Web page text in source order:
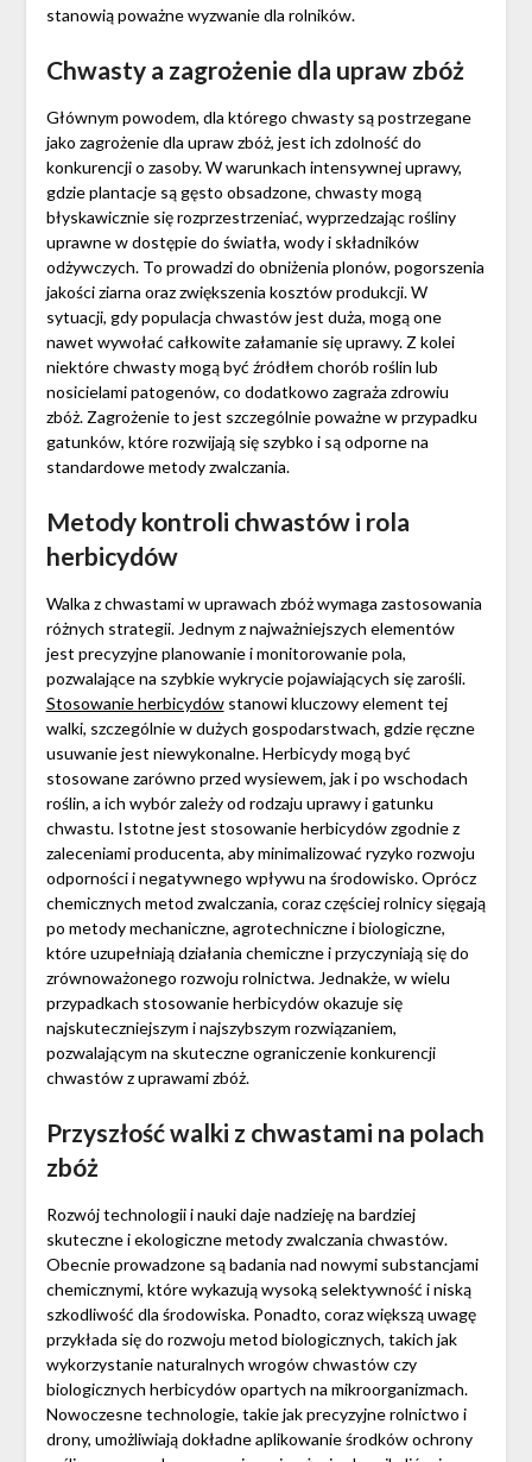
stanowią poważne wyzwanie dla rolników.
Chwasty a zagrożenie dla upraw zbóż
Głównym powodem, dla którego chwasty są postrzegane
jako zagrożenie dla upraw zbóż, jest ich zdolność do
konkurencji o zasoby. W warunkach intensywnej uprawy,
gdzie plantacje są gęsto obsadzone, chwasty mogą
błyskawicznie się rozprzestrzeniać, wyprzedzając rośliny
uprawne w dostępie do światła, wody i składników
odżywczych. To prowadzi do obniżenia plonów, pogorszenia
jakości ziarna oraz zwiększenia kosztów produkcji. W
sytuacji, gdy populacja chwastów jest duża, mogą one
nawet wywołać całkowite załamanie się uprawy. Z kolei
niektóre chwasty mogą być źródłem chorób roślin lub
nosicielami patogenów, co dodatkowo zagraża zdrowiu
zbóż. Zagrożenie to jest szczególnie poważne w przypadku
gatunków, które rozwijają się szybko i są odporne na
standardowe metody zwalczania.
Metody kontroli chwastów i rola
herbicydów
Walka z chwastami w uprawach zbóż wymaga zastosowania
różnych strategii. Jednym z najważniejszych elementów
jest precyzyjne planowanie i monitorowanie pola,
pozwalające na szybkie wykrycie pojawiających się zarośli.
Stosowanie herbicydówstanowi kluczowy element tej
walki, szczególnie w dużych gospodarstwach, gdzie ręczne
usuwanie jest niewykonalne. Herbicydy mogą być
stosowane zarówno przed wysiewem, jak i po wschodach
roślin, a ich wybór zależy od rodzaju uprawy i gatunku
chwastu. Istotne jest stosowanie herbicydów zgodnie z
zaleceniami producenta, aby minimalizować ryzyko rozwoju
odporności i negatywnego wpływu na środowisko. Oprócz
chemicznych metod zwalczania, coraz częściej rolnicy sięgają
po metody mechaniczne, agrotechniczne i biologiczne,
które uzupełniają działania chemiczne i przyczyniają się do
zrównoważonego rozwoju rolnictwa. Jednakże, w wielu
przypadkach stosowanie herbicydów okazuje się
najskuteczniejszym i najszybszym rozwiązaniem,
pozwalającym na skuteczne ograniczenie konkurencji
chwastów z uprawami zbóż.
Przyszłość walki z chwastami na polach
zbóż
Rozwój technologii i nauki daje nadzieję na bardziej
skuteczne i ekologiczne metody zwalczania chwastów.
Obecnie prowadzone są badania nad nowymi substancjami
chemicznymi, które wykazują wysoką selektywność i niską
szkodliwość dla środowiska. Ponadto, coraz większą uwagę
przykłada się do rozwoju metod biologicznych, takich jak
wykorzystanie naturalnych wrogów chwastów czy
biologicznych herbicydów opartych na mikroorganizmach.
Nowoczesne technologie, takie jak precyzyjne rolnictwo i
drony, umożliwiają dokładne aplikowanie środków ochrony